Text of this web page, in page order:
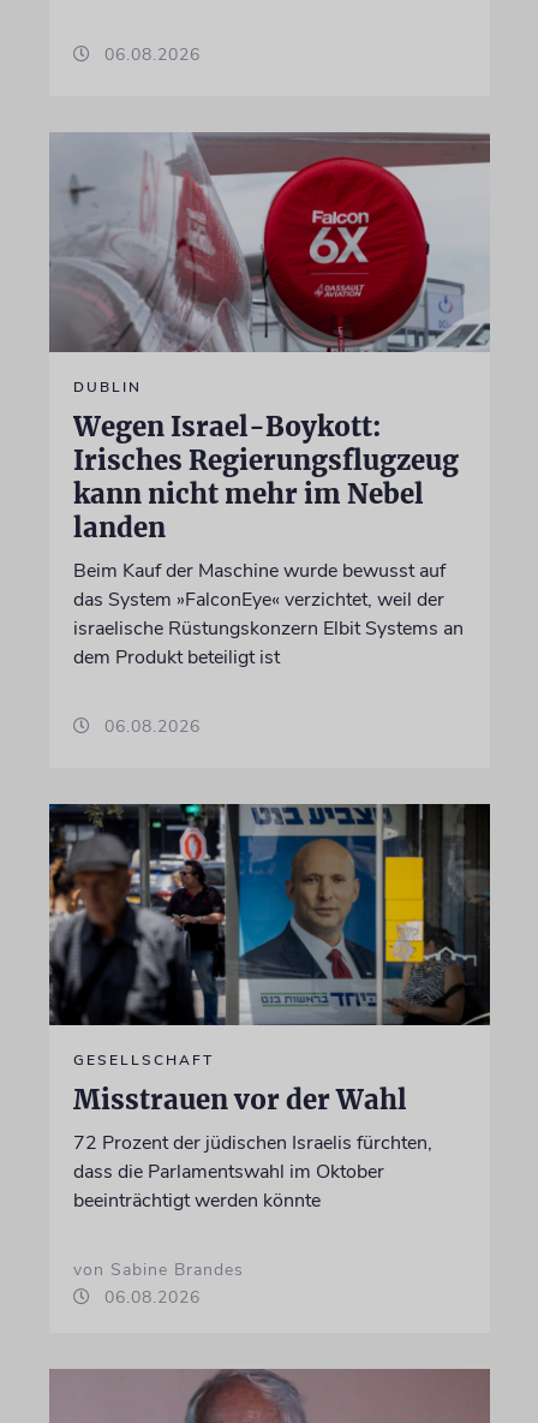
06.08.2026
DUBLIN
Wegen Israel-Boykott:
Irisches Regierungsflugzeug
kann nicht mehr im Nebel
landen
Beim Kauf der Maschine wurde bewusst auf
das System »FalconEye« verzichtet, weil der
israelische Rüstungskonzern Elbit Systems an
dem Produkt beteiligt ist
06.08.2026
GESELLSCHAFT
Misstrauen vor der Wahl
72 Prozent der jüdischen Israelis fürchten,
dass die Parlamentswahl im Oktober
beeinträchtigt werden könnte
von Sabine Brandes
06.08.2026